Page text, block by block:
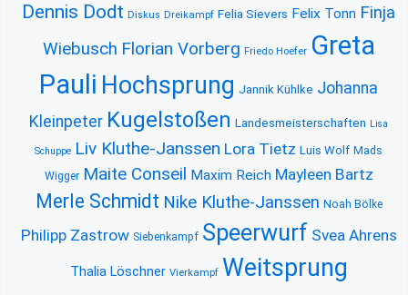
Dennis Dodt Diskus Dreikampf Felia Sievers Felix Tonn Finja
Wiebusch Florian Vorberg Friedo Hoefer Greta
Pauli Hochsprung Jannik Kühlke Johanna
Kleinpeter Kugelstoßen Landesmeisterschaften Lisa
Schuppe Liv Kluthe-Janssen Lora Tietz Luis Wolf Mads
Wigger Maite Conseil Maxim Reich Mayleen Bartz
Merle Schmidt Nike Kluthe-Janssen Noah Bölke
Philipp Zastrow Siebenkampf Speerwurf Svea Ahrens
Thalia Löschner Vierkampf Weitsprung